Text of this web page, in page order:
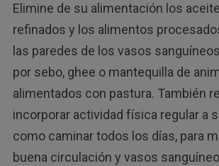
Elimine de su alimentación los
refinados y los alimentos
las paredes de los vasos
por sebo, ghee o mantequilla de
alimentados con pastura. También
incorporar actividad física regular a
como caminar todos los días, para
buena circulación y vasos